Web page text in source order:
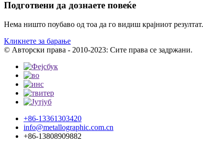
Подготвени да дознаете повеќе
Нема ништо поубаво од тоа да го видиш крајниот резултат.
Кликнете за барање
© Авторски права - 2010-2023: Сите права се задржани.
+86-13361303420
info@metallographic.com.cn
+86-13808909882